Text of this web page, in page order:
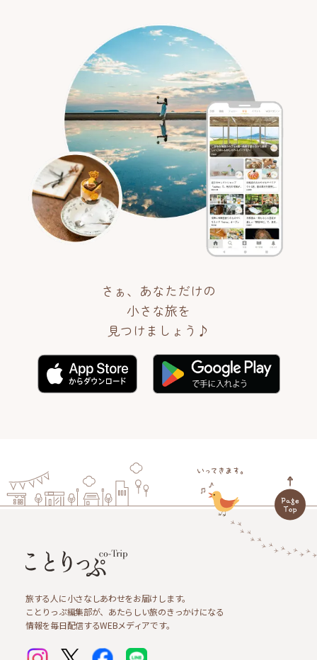
さぁ、あなただけの
小さな旅を
見つけましょう♪
旅する人に小さなしあわせをお届けします。
ことりっぷ編集部が、あたらしい旅のきっかけになる
情報を毎日配信するWEBメディアです。